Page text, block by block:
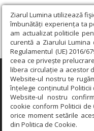
Ziarul Lumina utilizează
îmbunătăți experiența ta
am actualizat politicile
curentă a Ziarului
Regulamentul (UE) 2016/
ceea ce privește
libera circulație a acestor
Website-ul nostru te
înțelege conținutul
Website-ul nostru
cookie conform Politicii
orice moment setările
din Politica de Cookie.